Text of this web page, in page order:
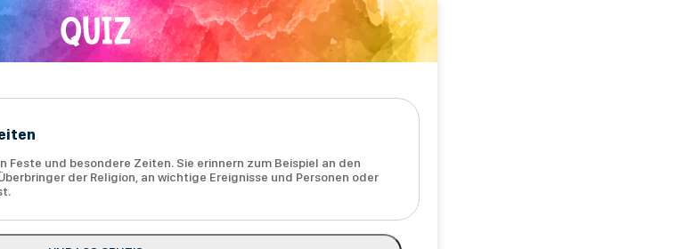
QUIZ
Feste und besondere Zeiten. Sie erinnern zum Beispiel an den
der Religion, an wichtige Ereignisse und Personen oder